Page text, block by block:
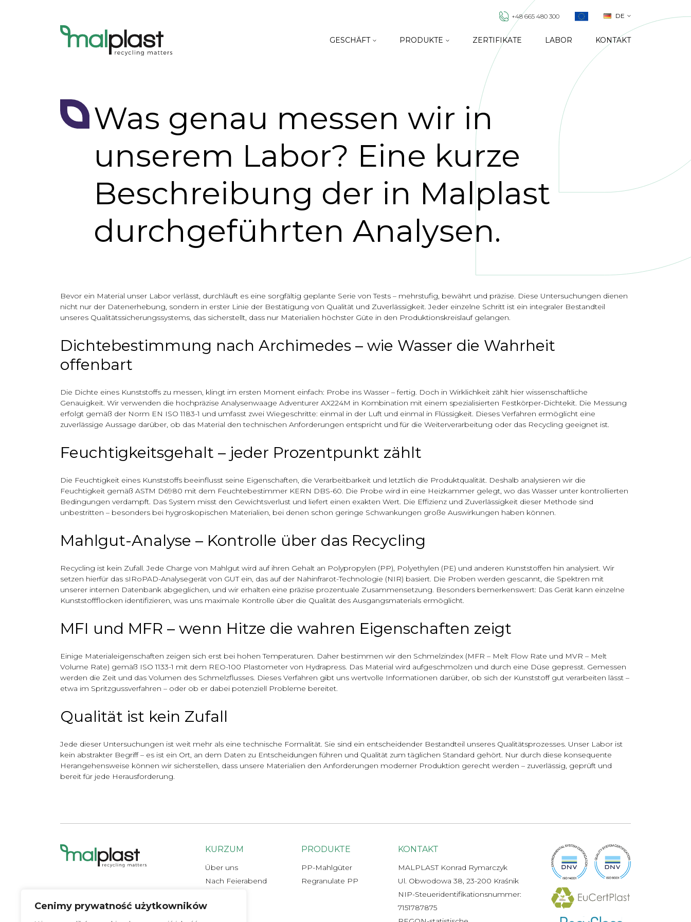
Cenimy prywatność użytkowników
+48 665 480 300 DE
GESCHÄFT PRODUKTE ZERTIFIKATE LABOR KONTAKT
Was genau messen wir in
unserem Labor? Eine kurze
Beschreibung der in Malplast
durchgeführten Analysen.
Bevor ein Material unser Labor verlässt, durchläuft es eine sorgfältig geplante Serie von Tests – mehrstufig, bewährt und präzise. Diese Untersuchungen dienen
nicht nur der Datenerhebung, sondern in erster Linie der Bestätigung von Qualität und Zuverlässigkeit. Jeder einzelne Schritt ist ein integraler Bestandteil
unseres Qualitätssicherungssystems, das sicherstellt, dass nur Materialien höchster Güte in den Produktionskreislauf gelangen.
Dichtebestimmung nach Archimedes – wie Wasser die Wahrheit
offenbart
Die Dichte eines Kunststoffs zu messen, klingt im ersten Moment einfach: Probe ins Wasser – fertig. Doch in Wirklichkeit zählt hier wissenschaftliche
Genauigkeit. Wir verwenden die hochpräzise Analysenwaage Adventurer AX224M in Kombination mit einem spezialisierten Festkörper-Dichtekit. Die Messung
erfolgt gemäß der Norm EN ISO 1183-1 und umfasst zwei Wiegeschritte: einmal in der Luft und einmal in Flüssigkeit. Dieses Verfahren ermöglicht eine
zuverlässige Aussage darüber, ob das Material den technischen Anforderungen entspricht und für die Weiterverarbeitung oder das Recycling geeignet ist.
Feuchtigkeitsgehalt – jeder Prozentpunkt zählt
Die Feuchtigkeit eines Kunststoffs beeinflusst seine Eigenschaften, die Verarbeitbarkeit und letztlich die Produktqualität. Deshalb analysieren wir die
Feuchtigkeit gemäß ASTM D6980 mit dem Feuchtebestimmer KERN DBS-60. Die Probe wird in eine Heizkammer gelegt, wo das Wasser unter kontrollierten
Bedingungen verdampft. Das System misst den Gewichtsverlust und liefert einen exakten Wert. Die Effizienz und Zuverlässigkeit dieser Methode sind
unbestritten – besonders bei hygroskopischen Materialien, bei denen schon geringe Schwankungen große Auswirkungen haben können.
Mahlgut-Analyse – Kontrolle über das Recycling
Recycling ist kein Zufall. Jede Charge von Mahlgut wird auf ihren Gehalt an Polypropylen (PP), Polyethylen (PE) und anderen Kunststoffen hin analysiert. Wir
setzen hierfür das sIRoPAD-Analysegerät von GUT ein, das auf der Nahinfrarot-Technologie (NIR) basiert. Die Proben werden gescannt, die Spektren mit
unserer internen Datenbank abgeglichen, und wir erhalten eine präzise prozentuale Zusammensetzung. Besonders bemerkenswert: Das Gerät kann einzelne
Kunststoffflocken identifizieren, was uns maximale Kontrolle über die Qualität des Ausgangsmaterials ermöglicht.
MFI und MFR – wenn Hitze die wahren Eigenschaften zeigt
Einige Materialeigenschaften zeigen sich erst bei hohen Temperaturen. Daher bestimmen wir den Schmelzindex (MFR – Melt Flow Rate und MVR – Melt
Volume Rate) gemäß ISO 1133-1 mit dem REO-100 Plastometer von Hydrapress. Das Material wird aufgeschmolzen und durch eine Düse gepresst. Gemessen
werden die Zeit und das Volumen des Schmelzflusses. Dieses Verfahren gibt uns wertvolle Informationen darüber, ob sich der Kunststoff gut verarbeiten lässt –
etwa im Spritzgussverfahren – oder ob er dabei potenziell Probleme bereitet.
Qualität ist kein Zufall
Jede dieser Untersuchungen ist weit mehr als eine technische Formalität. Sie sind ein entscheidender Bestandteil unseres Qualitätsprozesses. Unser Labor ist
kein abstrakter Begriff – es ist ein Ort, an dem Daten zu Entscheidungen führen und Qualität zum täglichen Standard gehört. Nur durch diese konsequente
Herangehensweise können wir sicherstellen, dass unsere Materialien den Anforderungen moderner Produktion gerecht werden – zuverlässig, geprüft und
bereit für jede Herausforderung.
KURZUM
Über uns
Nach Feierabend
Zertifikate
PRODUKTE
PP-Mahlgüter
Regranulate PP
KONTAKT
MALPLAST Konrad Rymarczyk
Ul. Obwodowa 38, 23-200 Kraśnik
NIP-Steueridentifikationsnummer:
7151787875